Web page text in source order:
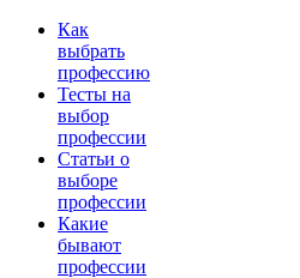
Как
выбрать
профессию
Тесты на
выбор
профессии
Статьи о
выборе
профессии
Какие
бывают
профессии